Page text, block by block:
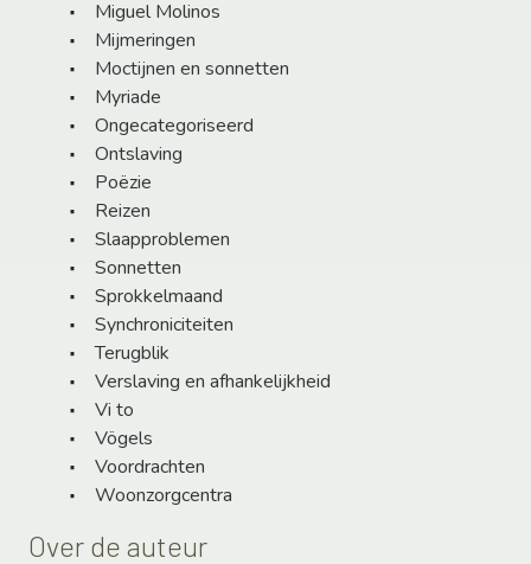
Miguel Molinos
Mijmeringen
Moctijnen en sonnetten
Myriade
Ongecategoriseerd
Ontslaving
Poëzie
Reizen
Slaapproblemen
Sonnetten
Sprokkelmaand
Synchroniciteiten
Terugblik
Verslaving en afhankelijkheid
Vi to
Vögels
Voordrachten
Woonzorgcentra
Over de auteur